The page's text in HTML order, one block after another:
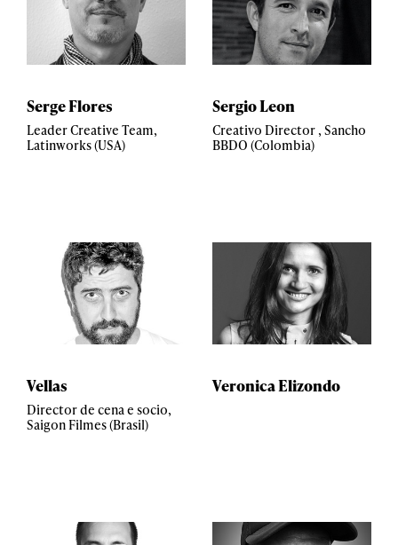
Serge Flores
Leader Creative Team,
Latinworks (USA)
Sergio Leon
Creativo Director , Sancho
BBDO (Colombia)
Vellas
Director de cena e socio,
Saigon Filmes (Brasil)
Veronica Elizondo